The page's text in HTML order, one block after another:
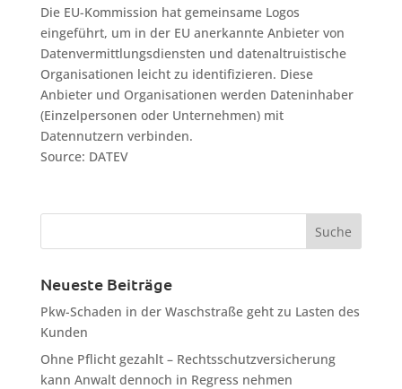
Die EU-Kommission hat gemeinsame Logos
eingeführt, um in der EU anerkannte Anbieter von
Datenvermittlungsdiensten und datenaltruistische
Organisationen leicht zu identifizieren. Diese
Anbieter und Organisationen werden Dateninhaber
(Einzelpersonen oder Unternehmen) mit
Datennutzern verbinden.
Source: DATEV
Neueste Beiträge
Pkw-Schaden in der Waschstraße geht zu Lasten des
Kunden
Ohne Pflicht gezahlt – Rechtsschutzversicherung
kann Anwalt dennoch in Regress nehmen